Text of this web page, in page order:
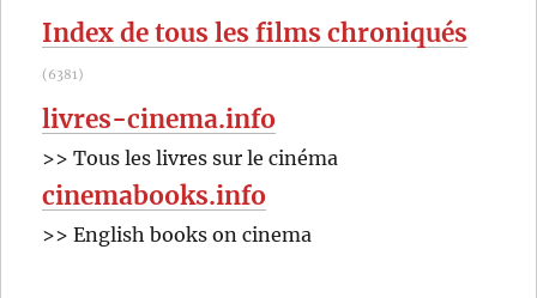
Index de tous les films chroniqués
(6381)
livres-cinema.info
>> Tous les livres sur le cinéma
cinemabooks.info
>> English books on cinema